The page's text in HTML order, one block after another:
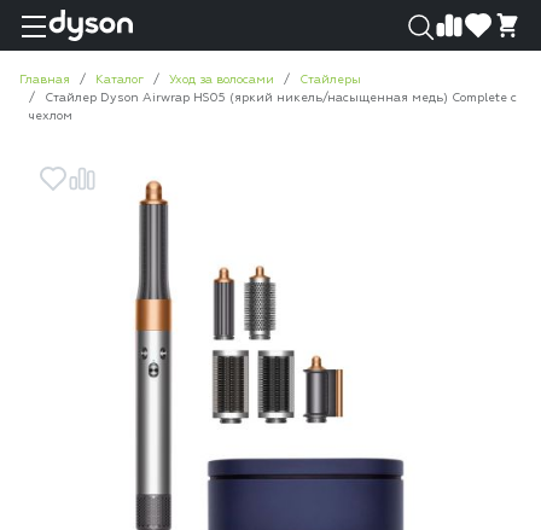
Главная Каталог Уход за волосами
Стайлеры
Стайлер Dyson Airwrap HS05 (яркий никель/насыщенная медь) Complete с
чехлом